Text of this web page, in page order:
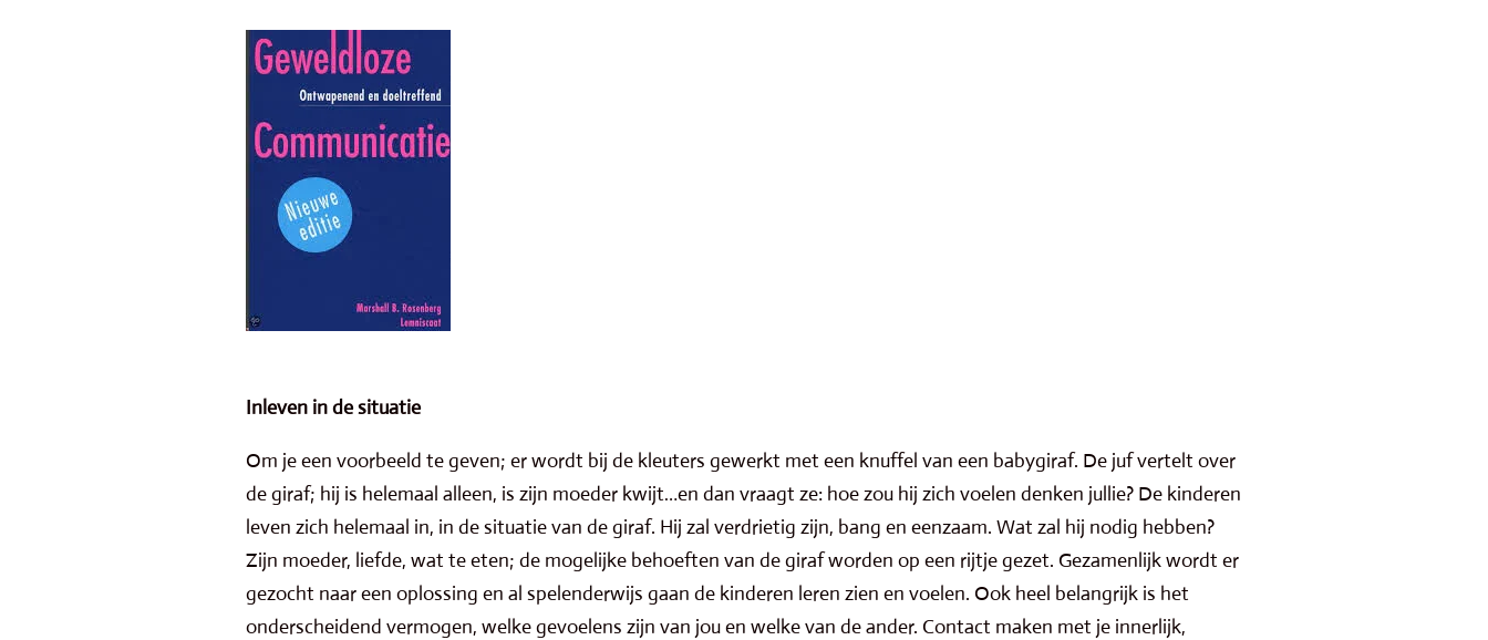
Inleven in de situatie
Om je een voorbeeld te geven; er wordt bij de kleuters gewerkt met een knuffel van een babygiraf. De juf vertelt over
de giraf; hij is helemaal alleen, is zijn moeder kwijt…en dan vraagt ze: hoe zou hij zich voelen denken jullie? De kinderen
leven zich helemaal in, in de situatie van de giraf. Hij zal verdrietig zijn, bang en eenzaam. Wat zal hij nodig hebben?
Zijn moeder, liefde, wat te eten; de mogelijke behoeften van de giraf worden op een rijtje gezet. Gezamenlijk wordt er
gezocht naar een oplossing en al spelenderwijs gaan de kinderen leren zien en voelen. Ook heel belangrijk is het
onderscheidend vermogen, welke gevoelens zijn van jou en welke van de ander. Contact maken met je innerlijk,